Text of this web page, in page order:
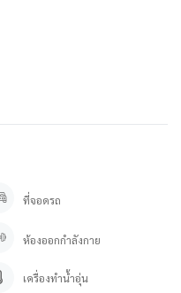
ที่จอดรถ
ห้องออกกำลังกาย
เครื่องทำน้ำอุ่น